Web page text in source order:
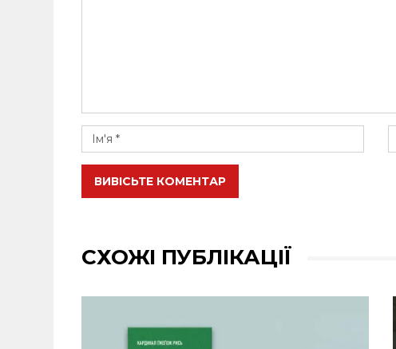
ВИВІСЬТЕ КОМЕНТАР
СХОЖІ ПУБЛІКАЦІЇ